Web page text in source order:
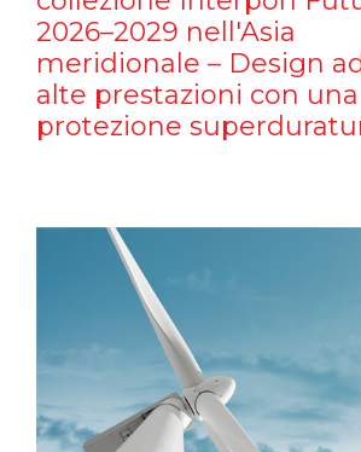
2026–2029 nell'Asia
meridionale – Design ad
alte prestazioni con una
protezione